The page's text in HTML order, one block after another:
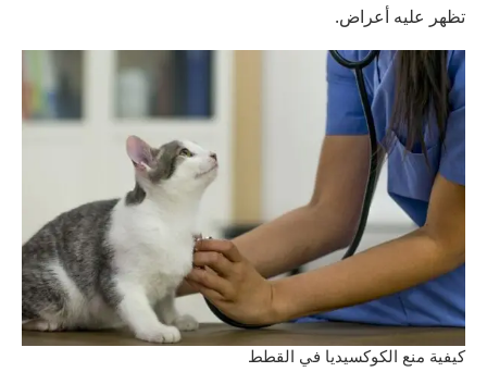
تظهر عليه أعراض.
كيفية منع الكوكسيديا في القطط